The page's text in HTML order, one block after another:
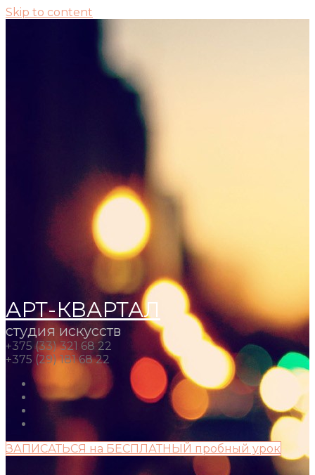
Skip to content
АРТ-КВАРТАЛ
студия искусств
+375 (33) 321 68 22
+375 (29) 181 68 22
ЗАПИСАТЬСЯ на БЕСПЛАТНЫЙ пробный урок